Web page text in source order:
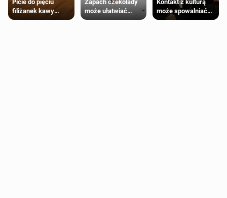
Picie do pięciu
filiżanek kawy
dziennie jest
Zapach czekolady
może ułatwiać
trening siłowy
Kontakt z kulturą
może spowalniać
starzenie